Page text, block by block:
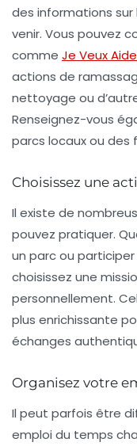
des informations
venir. Vous pouvez
comme Je Veux
actions de
nettoyage ou
Renseignez-vous
parcs locaux ou des
Choisissez une
Il existe de
pouvez pratiquer.
un parc ou
choisissez une
personnellement.
plus enrichissante
échanges
Organisez votre
Il peut parfois être
emploi du temps